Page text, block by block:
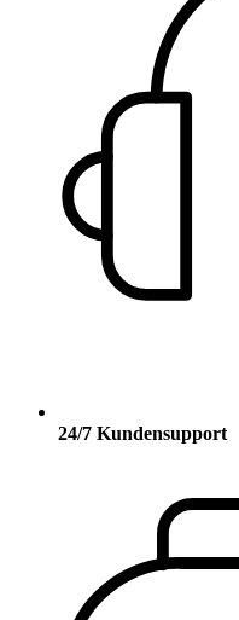
24/7 Kundensupport